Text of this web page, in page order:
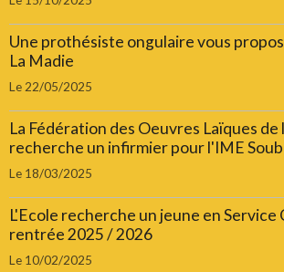
Une prothésiste ongulaire vous
La Madie
Le 22/05/2025
La Fédération des Oeuvres Laïques
recherche un infirmier pour l'IME
Le 18/03/2025
L'Ecole recherche un jeune en Service
rentrée 2025 / 2026
Le 10/02/2025